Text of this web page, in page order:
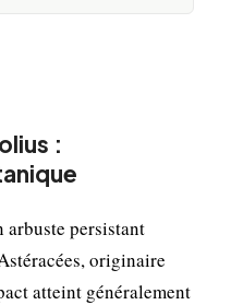
:
persistant
originaire
atteint généralement